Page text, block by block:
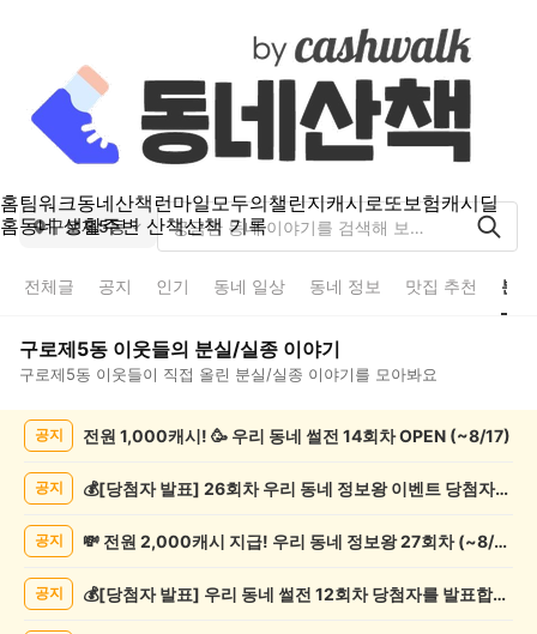
홈팀워크동네산책 런마일모두의챌린지캐시로또보험캐시딜
홈동네 생활주변 산책산책 기록
구로제5동
전체글 공지 인기 동네 일상 동네 정보 맛집 추천 분
구로제5동 이웃들의 분실/실종 이야기
구로제5동 이웃들이 직접 올린 분실/실종 이야기를 모아봐요
실/
공지 전원 1,000캐시! 🥳 우리 동네 썰전 14회차 OPEN (~8/17)
공지 💰[당첨자 발표] 26회차 우리 동네 정보왕 이벤트 당첨자를 발표합니다!
공지 💸 전원 2,000캐시 지급! 우리 동네 정보왕 27회차 (~8/10)
공지 💰[당첨자 발표] 우리 동네 썰전 12회차 당첨자를 발표합니다!